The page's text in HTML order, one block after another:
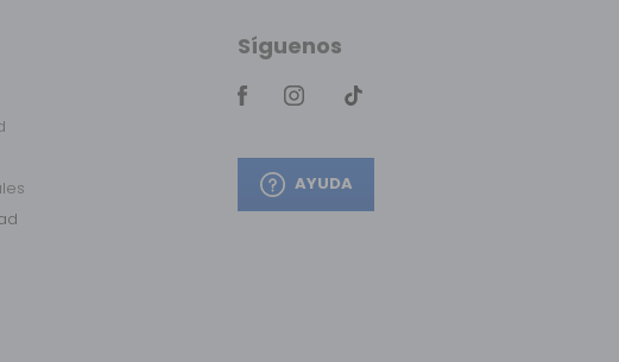
Síguenos
AYUDA